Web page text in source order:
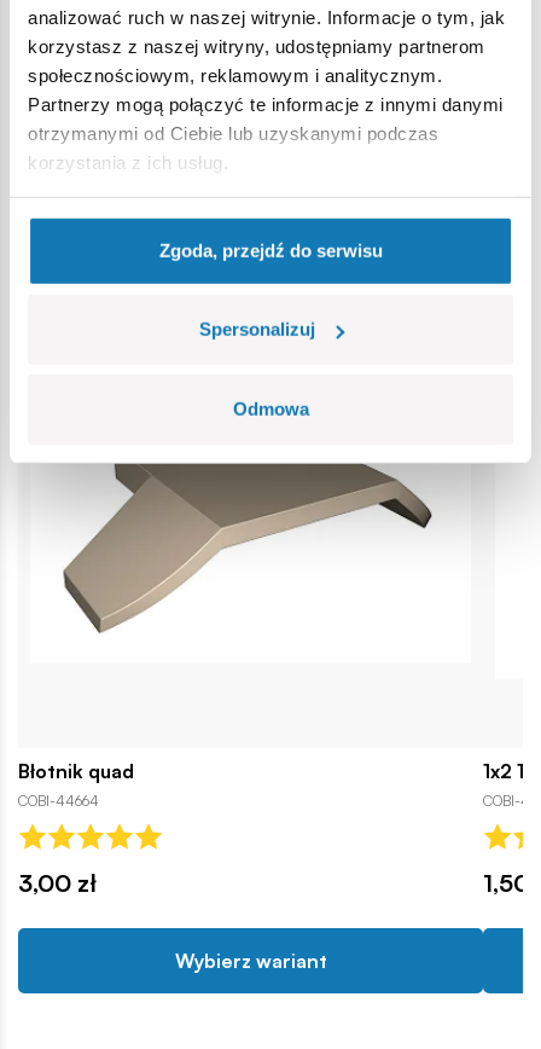
analizować ruch w naszej witrynie. Informacje o tym, jak
korzystasz z naszej witryny, udostępniamy partnerom
społecznościowym, reklamowym i analitycznym.
Partnerzy mogą połączyć te informacje z innymi danymi
otrzymanymi od Ciebie lub uzyskanymi podczas
korzystania z ich usług.
Zgoda, przejdź do serwisu
Spersonalizuj
Odmowa
Nieodpowiednie dla dzieci w wieku poniżej 3 lat. Zawiera
małe części, które mogą zostać połknięte lub wchłonięte
(ryzyko zadławienia). Zalecamy zachowanie opakowania w
celach informacyjnych. Zachowuje się prawo do zmiany
kolorów i szczegółów technicznych.
Bestsellery w kategorii
Błotnik quad
COBI-44664
3,00 zł
Wybierz wariant
1x2 1/
COBI-
1,50